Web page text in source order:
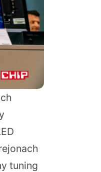
tuning